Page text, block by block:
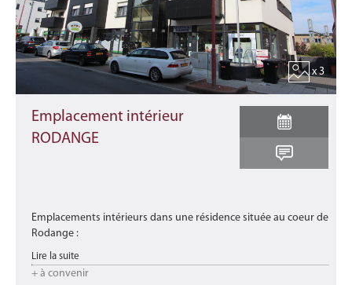
x 3
Emplacement intérieur
RODANGE
Emplacements intérieurs dans une résidence située au coeur de
Rodange :
- n° 2 (lot 002) - EI/Cave
- n° 4 (lot 004) - EI/Cave
Lire la suite
+ à convenir